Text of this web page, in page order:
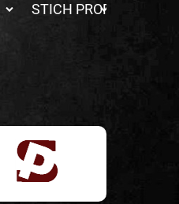
STICH PROFI